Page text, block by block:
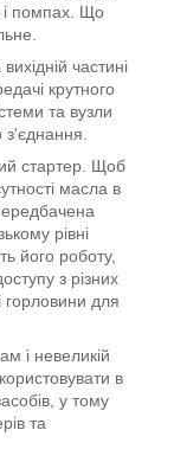
і помпах. Що
частині
крутного
та вузли
стартер. Щоб
масла в
рівні
його роботу,
з різних
горловини для
і невеликій
в
у тому
та